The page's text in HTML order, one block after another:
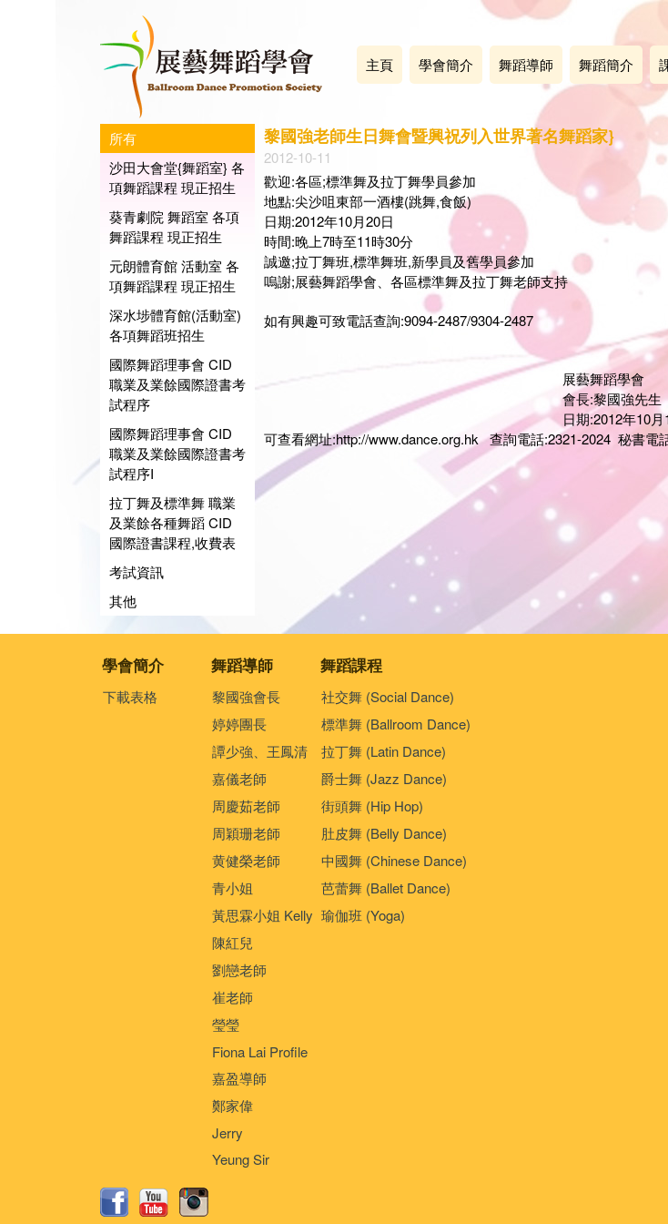
主頁 學會簡介 舞蹈導師 舞蹈簡介
所有
沙田大會堂{舞蹈室} 各
項舞蹈課程 現正招生
葵青劇院 舞蹈室 各項
舞蹈課程 現正招生
元朗體育館 活動室 各
項舞蹈課程 現正招生
深水埗體育館(活動室)
各項舞蹈班招生
國際舞蹈理事會 CID
職業及業餘國際證書考
試程序
國際舞蹈理事會 CID
職業及業餘國際證書考
試程序I
拉丁舞及標準舞 職業
及業餘各種舞蹈 CID
國際證書課程,收費表
考試資訊
其他
黎國強老師生日舞會暨興祝列入世界著名舞蹈家}
2012-10-11
歡迎:各區;標準舞及拉丁舞學員參加
地點:尖沙咀東部一酒樓(跳舞,食飯)
日期:2012年10月20日
時間:晚上7時至11時30分
誠邀;拉丁舞班,標準舞班,新學員及舊學員參加
嗚謝;展藝舞蹈學會、各區標準舞及拉丁舞老師支持
如有興趣可致電話查詢:9094-2487/9304-2487
展藝舞蹈學會
會長:黎國強先生
日期:2012年10月11
可查看網址:http://www.dance.org.hk查詢電話:2321-2024 秘書電
學會簡介 舞蹈導師 舞蹈課程
下載表格
黎國強會長
婷婷團長
譚少強、王鳳清
嘉儀老師
周慶茹老師
周穎珊老師
黄健榮老師
青小姐
黃思霖小姐 Kelly
陳紅兒
劉戀老師
崔老師
瑩瑩
Fiona Lai Profile
嘉盈導師
鄭家偉
Jerry
Yeung Sir
社交舞 (Social Dance)
標準舞 (Ballroom Dance)
拉丁舞 (Latin Dance)
爵士舞 (Jazz Dance)
街頭舞 (Hip Hop)
肚皮舞 (Belly Dance)
中國舞 (Chinese Dance)
芭蕾舞 (Ballet Dance)
瑜伽班 (Yoga)